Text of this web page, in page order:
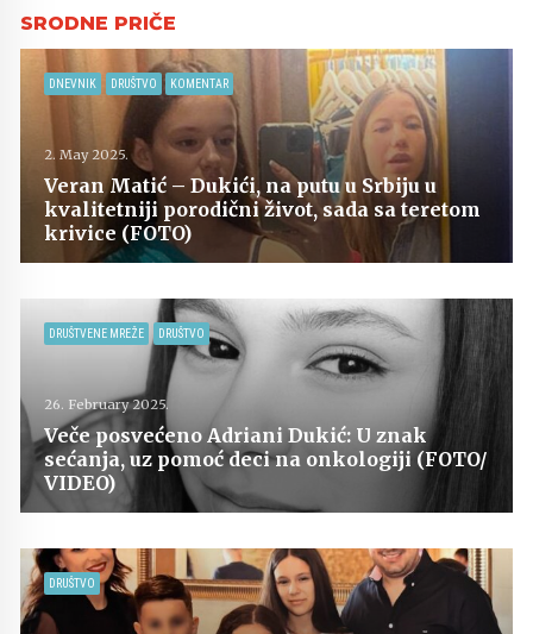
DNEVNIK DRUŠTVO KOMENTAR
2. May 2025.
Veran Matić – Dukići, na putu u Srbiju u
kvalitetniji porodični život, sada sa teretom
krivice (FOTO)
DRUŠTVENE MREŽE DRUŠTVO
26. February 2025.
Veče posvećeno Adriani Dukić: U znak
sećanja, uz pomoć deci na onkologiji (FOTO/
VIDEO)
DRUŠTVO